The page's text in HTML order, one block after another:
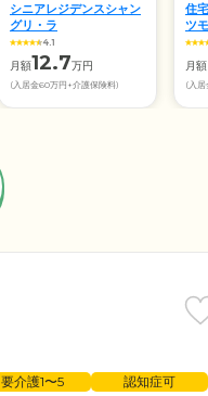
シニアレジデンスシャン
グリ・ラ
4.1
月額12.7万円
(入居金60万円+介護保険料)
住
ツ
月額
(入
要介護1〜5 認知症可